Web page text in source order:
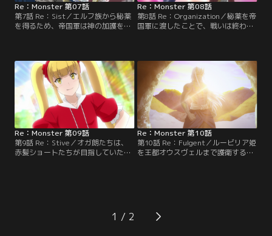
Re：Monster 第07話
第7話 Re：Sist／エルフ族から秘薬
を得るため、帝国軍は神の加護を得
を駆使して兵士を蹴散らし、八英傑
騎甲団が一人、骸蟲英雄のフィリポ
との直接対決に臨む。フィリポは
次々と死体から蟲人間を生み出し、
オガ朗に放つ。さらにフィリポ
は…。【提供：バンダイチャンネ
ル】
Re：Monster 第08話
第8話 Re：Organization／秘薬を帝
国軍に渡したことで、戦いは終わり
望する者はパラベラムに仮入団させ
ることとなったが、彼らはゴブリン
より下の待遇に納得がいかない。そ
こでオガ朗が一人ずつ戦うこととな
り……。【提供：バンダイチャンネ
ル】
Re：Monster 第09話
第9話 Re：Stive／オガ朗たちは、
赤髪ショートたちが目指していた防
るが、やはりオーガの風貌に対して
町民は恐怖心を抱いていた。そこで
Re：Monster 第10話
第10話 Re：Fulgent／ルービリア姫
を王都オウスヴェルまで護衛する任
の子どもを身籠っていて、今にも出
産しそうだというのだ。子どもは母
1